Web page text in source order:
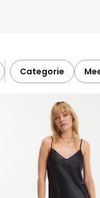
categorie